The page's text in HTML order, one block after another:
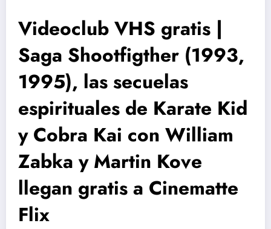
Videoclub VHS gratis |
Saga Shootfigther (1993,
1995), las secuelas
espirituales de Karate Kid
y Cobra Kai con William
Zabka y Martin Kove
llegan gratis a Cinematte
Flix